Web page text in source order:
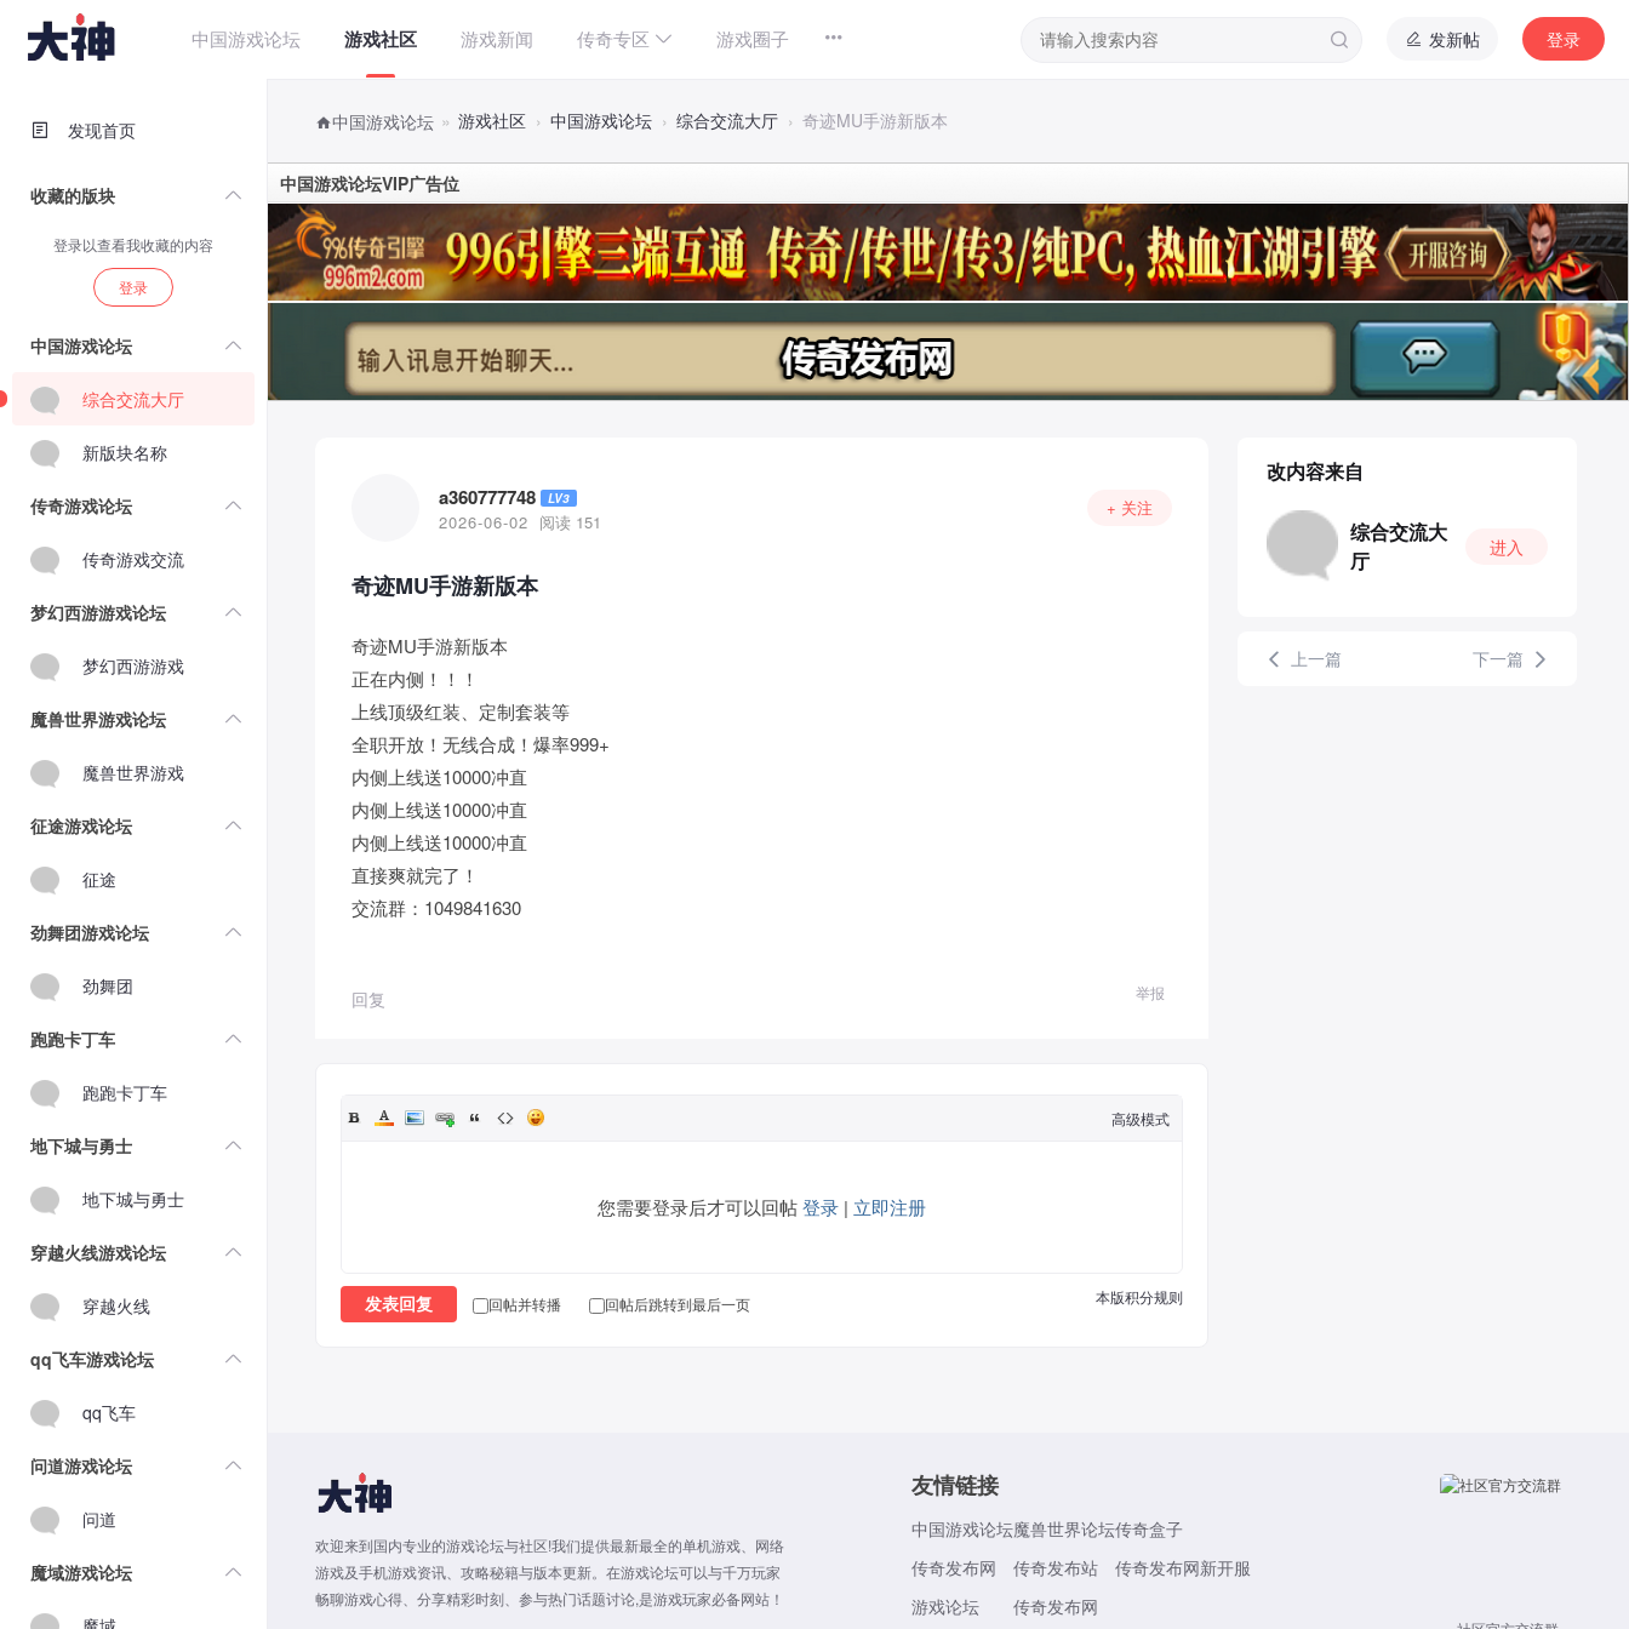
中国游戏论坛 游戏社区 游戏新闻 传奇专区 游戏圈子 发新帖 登录
中国游戏论坛 » 游戏社区 › 中国游戏论坛 › 综合交流大厅 › 奇迹MU手游新版本
中国游戏论坛VIP广告位
发现首页
收藏的版块
登录以查看我收藏的内容
登录
中国游戏论坛
综合交流大厅
新版块名称
传奇游戏论坛
传奇游戏交流
梦幻西游游戏论坛
梦幻西游游戏
魔兽世界游戏论坛
魔兽世界游戏
征途游戏论坛
征途
劲舞团游戏论坛
劲舞团
跑跑卡丁车
跑跑卡丁车
地下城与勇士
地下城与勇士
穿越火线游戏论坛
穿越火线
qq飞车游戏论坛
qq飞车
问道游戏论坛
问道
魔域游戏论坛
a360777748 LV3
2026-06-02 阅读 151
+ 关注
奇迹MU手游新版本
奇迹MU手游新版本
正在内侧！！！
上线顶级红装、定制套装等
全职开放！无线合成！爆率999+
内侧上线送10000冲直
内侧上线送10000冲直
内侧上线送10000冲直
直接爽就完了！
交流群：1049841630
回复 举报
高级模式
您需要登录后才可以回帖登录 | 立即注册
本版积分规则
发表回复 回帖并转播 回帖后跳转到最后一页
改内容来自
综合交流大
厅
进入
上一篇 下一篇
欢迎来到国内专业的游戏论坛与社区!我们提供最新最全的单机游戏、网络
游戏及手机游戏资讯、攻略秘籍与版本更新。在游戏论坛可以与千万玩家
畅聊游戏心得、分享精彩时刻、参与热门话题讨论,是游戏玩家必备网站！
友情链接
中国游戏论坛
传奇发布网
游戏论坛
魔兽世界论坛
传奇发布站
传奇发布网
传奇盒子
传奇发布网新开服